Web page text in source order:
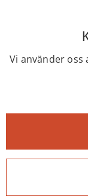
utsträckning
inte varit
Den enskilde
om stöd och
Några
framkommit i
Kommunen
Vi använder